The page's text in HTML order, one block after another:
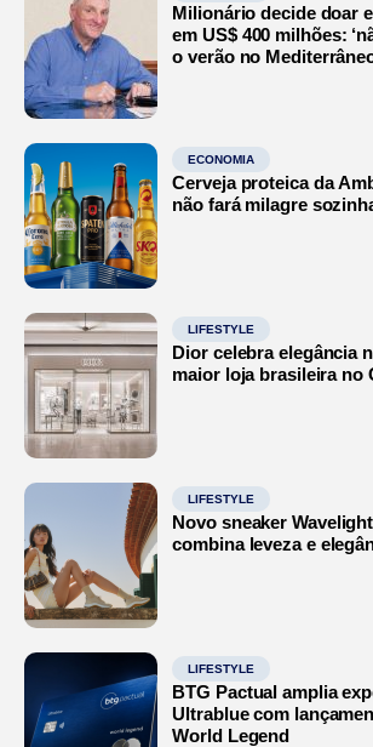
Milionário decide doar
em US$ 400 milhões:
o verão no
ECONOMIA
Cerveja proteica da
não fará milagre
LIFESTYLE
Dior celebra elegância
maior loja brasileira no
LIFESTYLE
Novo sneaker
combina leveza e
LIFESTYLE
BTG Pactual amplia
Ultrablue com
World Legend